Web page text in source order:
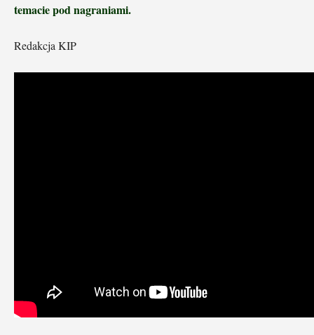
temacie pod nagraniami.
Redakcja KIP